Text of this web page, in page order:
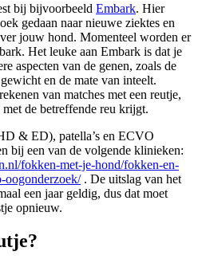
bij bijvoorbeeld Embark. Hier
gedaan naar nieuwe ziektes en
jouw hond. Momenteel worden er
Het leuke aan Embark is dat je
aspecten van de genen, zoals de
en de mate van inteelt.
van matches met een reutje,
de betreffende reu krijgt.
& ED), patella’s en ECVO
bij een van de volgende klinieken:
fokken-met-je-hond/fokken-en-
oogonderzoek/. De uitslag van het
een jaar geldig, dus dat moet
opnieuw.